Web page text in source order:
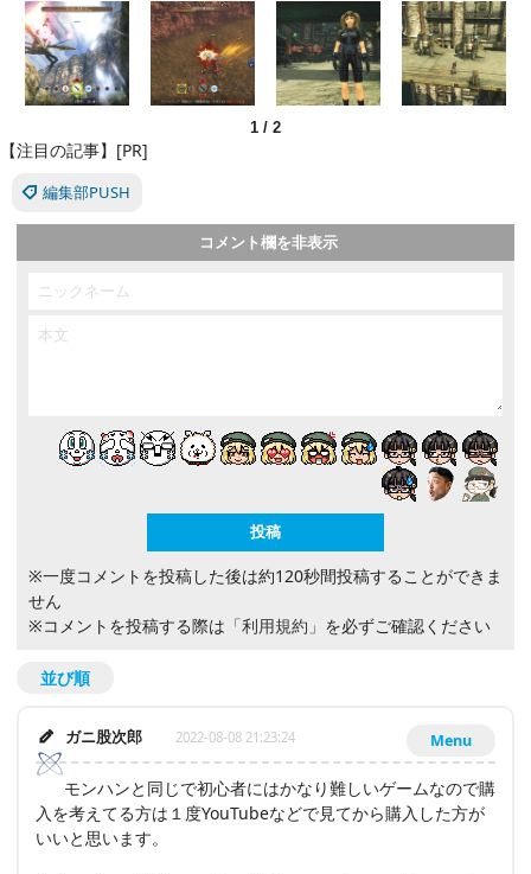
1 / 2
【注目の記事】[PR]
編集部PUSH
コメント欄を非表示
※一度コメントを投稿した後は約120秒間投稿することができま
せん
※コメントを投稿する際は 「利用規約」 を必ずご確認ください
並び順
Menu
ガニ股次郎 2022-08-08 21:23:24
モンハンと同じで初心者にはかなり難しいゲームなので購
入を考えてる方は１度YouTubeなどで見てから購入した方が
いいと思います。